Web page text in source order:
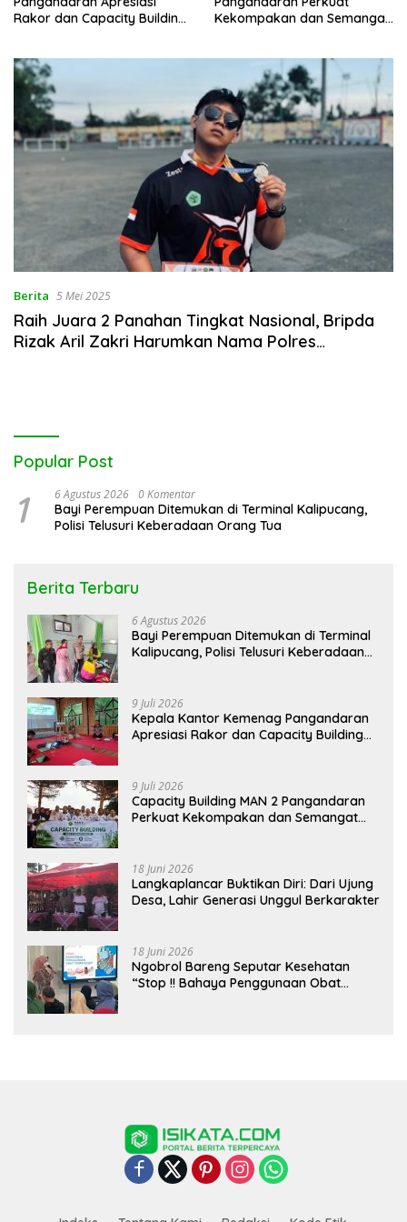
Rakor dan Capacity Building
Antar Lini
Kekompakan dan Semangat
Berita 5 Mei 2025
Raih Juara 2 Panahan Tingkat Nasional, Bripda
Rizak Aril Zakri Harumkan Nama Polres
Popular Post
1 6 Agustus 2026 0 Komentar
Bayi Perempuan Ditemukan di Terminal Kalipucang,
Polisi Telusuri Keberadaan Orang Tua
Berita Terbaru
6 Agustus 2026
Bayi Perempuan Ditemukan di Terminal
Kalipucang, Polisi Telusuri Keberadaan
9 Juli 2026
Kepala Kantor Kemenag Pangandaran
Apresiasi Rakor dan Capacity Building
9 Juli 2026
Capacity Building MAN 2 Pangandaran
Perkuat Kekompakan dan Semangat
18 Juni 2026
Langkaplancar Buktikan Diri: Dari Ujung
Desa, Lahir Generasi Unggul Berkarakter
18 Juni 2026
Ngobrol Bareng Seputar Kesehatan
“Stop !! Bahaya Penggunaan Obat